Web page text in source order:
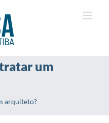
um
arquiteto?